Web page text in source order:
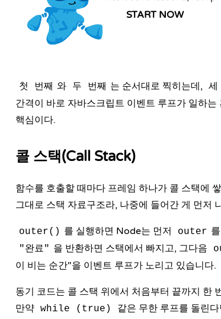
START NOW
첫 번째 와 두 번째 는 순서대로 찍히는데, 세
간격이 바로 자바스크립트 이벤트 루프가 일하
핵심이다.
콜 스택(Call Stack)
함수를 호출할 때마다 프레임 하나가 콜 스택에
그대로 스택 자료구조라, 나중에 들어간 게 먼저
outer() 를 실행하면 Node는 먼저 outer
"완료" 을 반환하면 스택에서 빠지고, 그다음
이 비는 순간"을 이벤트 루프가 노리고 있습니다.
동기 코드는 콜 스택 위에서 처음부터 끝까지 한
만약 while (true)
같은 무한 루프를 돌린